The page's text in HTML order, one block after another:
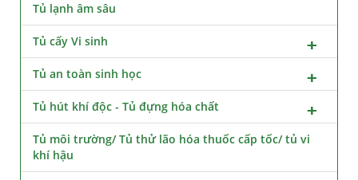
Tủ lạnh âm sâu
Tủ cấy Vi sinh
Tủ an toàn sinh học
Tủ hút khí độc - Tủ đựng hóa chất
Tủ môi trường/ Tủ thử lão hóa thuốc cấp tốc/ tủ vi
khí hậu